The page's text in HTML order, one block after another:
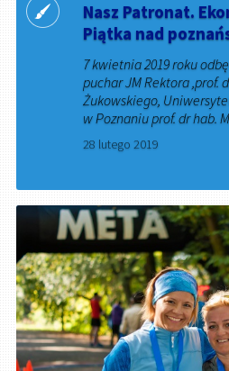
Nasz Patronat.
Piątka nad
7 kwietnia 2019 roku
puchar JM Rektora ,prof.
Żukowskiego,
w Poznaniu prof. dr hab.
28 lutego 2019